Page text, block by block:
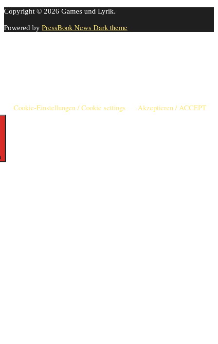
Copyright © 2026 Games und Lyrik.
Powered by PressBook News Dark theme
Cookie-Einstellungen / Cookie settings Akzeptieren / ACCEPT